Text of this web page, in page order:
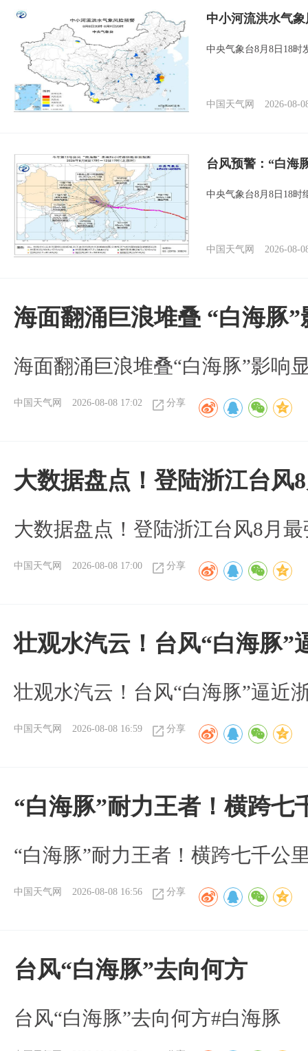
中小河流洪水气
中央气象台8月8日18时
中国天气网 2026-08-
台风预警：“白海
中央气象台8月8日18时
中国天气网 2026-08-
海面翻涌巨浪堆叠 “白海豚”
海面翻涌巨浪堆叠“白海豚”影响
中国天气网 2026-08-08 17:02 分享
大数据盘点！登陆浙江台风
大数据盘点！登陆浙江台风8月
中国天气网 2026-08-08 17:00 分享
壮观水汽云！台风“白海豚”
壮观水汽云！台风“白海豚”逼近
中国天气网 2026-08-08 16:59 分享
“白海豚”耐力王者！横跨七
“白海豚”耐力王者！横跨七千公
中国天气网 2026-08-08 16:56 分享
台风“白海豚”去向何方
台风“白海豚”去向何方#白海豚